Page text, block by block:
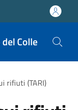
Colle
rifiuti (TARI)